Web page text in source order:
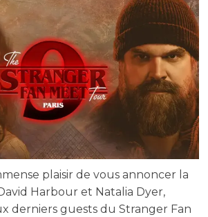
plaisir de vous annoncer la
Harbour et Natalia Dyer,
derniers guests du Stranger Fan